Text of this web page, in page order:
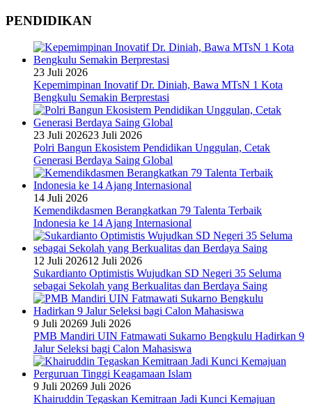
PENDIDIKAN
23 Juli 2026
Kepemimpinan Inovatif Dr. Diniah, Bawa MTsN 1 Kota
Bengkulu Semakin Berprestasi
23 Juli 202623 Juli 2026
Polri Bangun Ekosistem Pendidikan Unggulan, Cetak
Generasi Berdaya Saing Global
14 Juli 2026
Kemendikdasmen Berangkatkan 79 Talenta Terbaik
Indonesia ke 14 Ajang Internasional
12 Juli 202612 Juli 2026
Sukardianto Optimistis Wujudkan SD Negeri 35 Seluma
sebagai Sekolah yang Berkualitas dan Berdaya Saing
9 Juli 20269 Juli 2026
PMB Mandiri UIN Fatmawati Sukarno Bengkulu Hadirkan 9
Jalur Seleksi bagi Calon Mahasiswa
9 Juli 20269 Juli 2026
Khairuddin Tegaskan Kemitraan Jadi Kunci Kemajuan